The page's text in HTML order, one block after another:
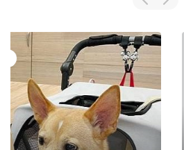
推薦
NT$300 - NT$600
4.0 公里